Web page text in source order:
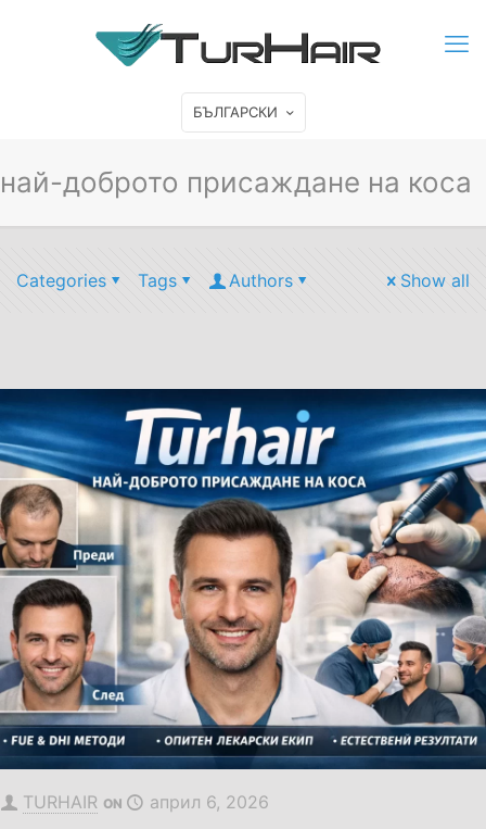
БЪЛГАРСКИ
най-доброто присаждане на коса
Categories Tags Authors Show all
TURHAIR ON април 6, 2026